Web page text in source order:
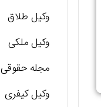
وکیل طلاق
وکیل ملکی
مجله حقوقی
وکیل کیفری